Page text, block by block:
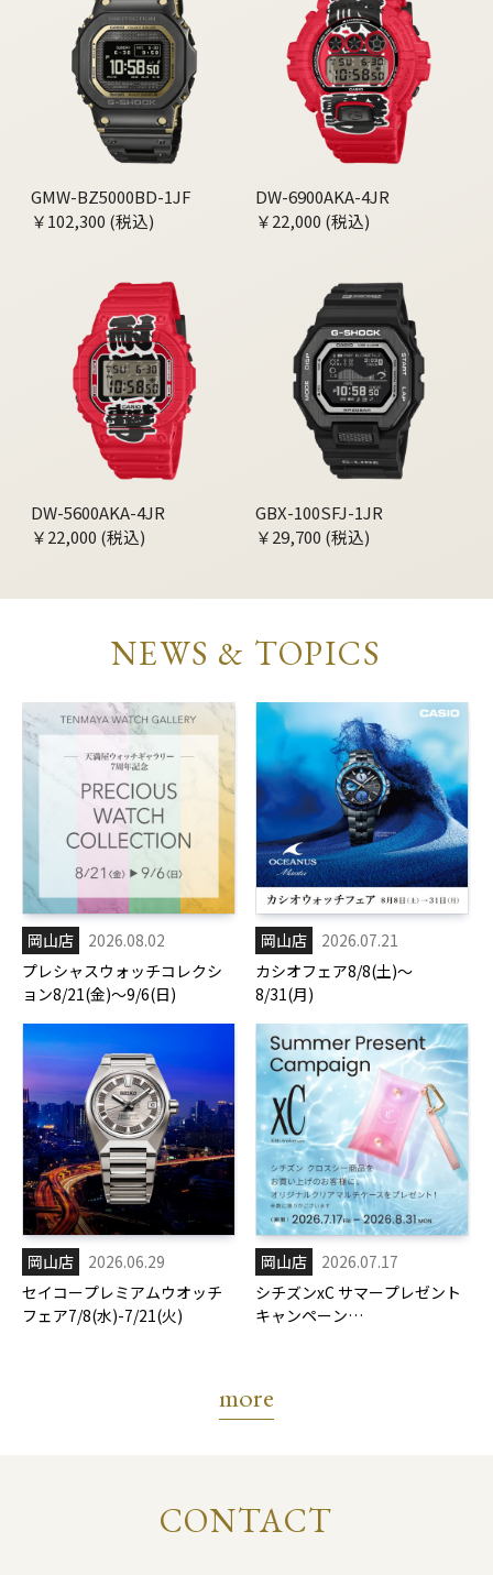
GMW-BZ5000BD-1JF
￥102,300 (税込)
DW-6900AKA-4JR
￥22,000 (税込)
DW-5600AKA-4JR
￥22,000 (税込)
GBX-100SFJ-1JR
￥29,700 (税込)
NEWS & TOPICS
岡山店
2026.08.02
プレシャスウォッチコレクシ
ョン8/21(金)～9/6(日)
岡山店
2026.07.21
カシオフェア8/8(土)～
8/31(月)
岡山店
2026.06.29
セイコープレミアムウオッチ
フェア7/8(水)-7/21(火)
岡山店
2026.07.17
シチズンxC サマープレゼント
キャンペーン
more
CONTACT